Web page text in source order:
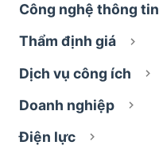
Công nghệ thông tin
Thẩm định giá
Dịch vụ công ích
Doanh nghiệp
Điện lực